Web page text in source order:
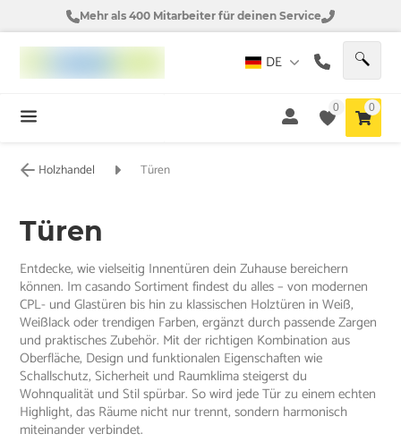
Mehr als 400 Mitarbeiter für deinen Service
DE
0 0
Holzhandel Türen
Türen
Entdecke, wie vielseitig Innentüren dein Zuhause bereichern
können. Im casando Sortiment findest du alles – von modernen
CPL- und Glastüren bis hin zu klassischen Holztüren in Weiß,
Weißlack oder trendigen Farben, ergänzt durch passende Zargen
und praktisches Zubehör. Mit der richtigen Kombination aus
Oberfläche, Design und funktionalen Eigenschaften wie
Schallschutz, Sicherheit und Raumklima steigerst du
Wohnqualität und Stil spürbar. So wird jede Tür zu einem echten
Highlight, das Räume nicht nur trennt, sondern harmonisch
miteinander verbindet.